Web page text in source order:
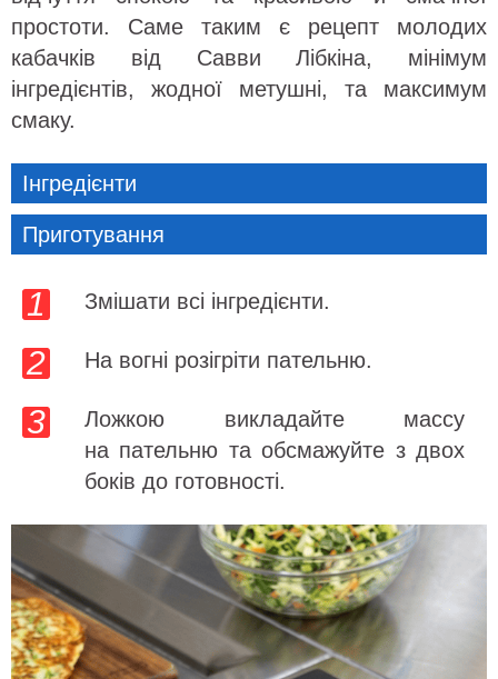
простоти. Саме таким є рецепт молодих
кабачків від Савви Лібкіна, мінімум
інгредієнтів, жодної метушні, та максимум
смаку.
Інгредієнти
Приготування
Змішати всі інгредієнти.
На вогні розігріти пательню.
Ложкою викладайте массу
на пательню та обсмажуйте з двох
боків до готовності.